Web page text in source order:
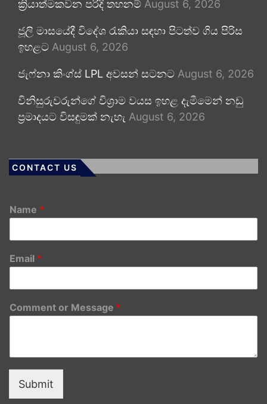
ක්‍රියාත්මකවන පරිදි තහනම් August 6, 2026
ජූලි මාසයේදී විදේශ රැකියා සඳහා පිටත්ව ගිය පිරිස
ඉහළට August 6, 2026
ජැෆ්නා කිංග්ස් LPL අවසන් සටනට August 6, 2026
විනිසුරුවරුන්ගේ විශ්‍රාම වයස ඉහළ දැමීමෙන් නඩු
ප්‍රමාදයට විසඳුමක් නැහැ August 6, 2026
CONTACT US
Name *
Email *
Comment or Message *
Submit